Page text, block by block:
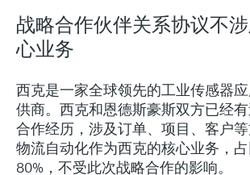
战略合作伙伴关系协议不
心业务
西克是一家全球领先的工业传感器
供商。西克和恩德斯豪斯双方已经
合作经历，涉及订单、项目、客户
物流自动化作为西克的核心业务，
80%，不受此次战略合作的影响。